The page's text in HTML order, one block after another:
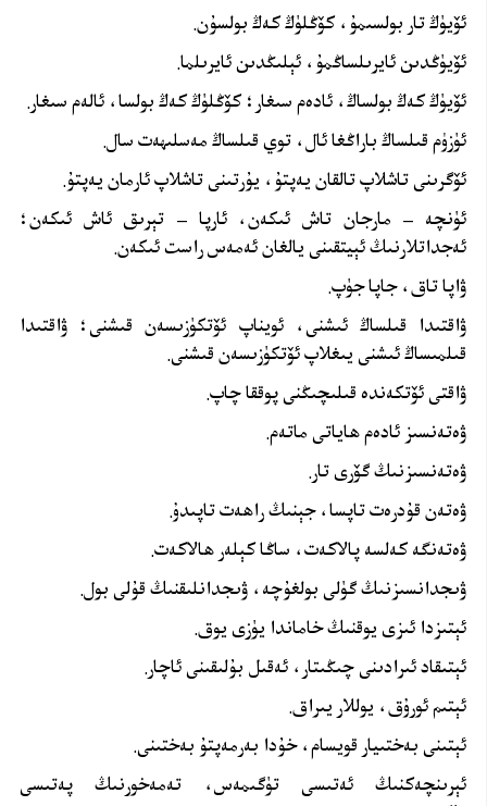
ئۆيۈڭ تار بولسىمۇ، كۆڭلۈڭ كەڭ بولسۇن.
ئۆيۈڭدىن ئايرىلساڭمۇ، ئېلىڭدىن ئايرىلما.
ئۆيۈڭ كەڭ بولساڭ، ئادەم سىغار؛ كۆڭلۈڭ كەڭ بولسا، ئالەم سىغار.
ئۈزۈم قىلساڭ باراڭغا ئال، توي قىلساڭ مەسلىھەت سال.
ئۆگرىنى تاشلاپ تالقان يەپتۇ، يۇرتىنى تاشلاپ ئارمان يەپتۇ.
ئۈنچە – مارجان تاش ئىكەن، ئارپا – تېرىق ئاش ئىكەن؛
ئەجداتلارنىڭ ئېيتقىنى يالغان ئەمەس راست ئىكەن.
ۋاپا تاق، جاپا جۈپ.
ۋاقتىدا قىلساڭ ئىشنى، ئويناپ ئۆتكۈزىسەن قىشنى؛ ۋاقتىدا
قىلمىساڭ ئىشنى يىغلاپ ئۆتكۈزىسەن قىشنى.
ۋاقتى ئۆتكەندە قىلىچىڭنى پوققا چاپ.
ۋەتەنسىز ئادەم ھاياتى ماتەم.
ۋەتەنسىزنىڭ گۆرى تار.
ۋەتەن قۇدرەت تاپسا، جېنىڭ راھەت تاپىدۇ.
ۋەتەنگە كەلسە پالاكەت، ساڭا كېلەر ھالاكەت.
ۋىجدانسىزنىڭ گۈلى بولغۇچە، ۋىجدانلىقنىڭ قۇلى بول.
ئېتىزدا ئىزى يوقنىڭ خاماندا يۈزى يوق.
ئېتىقاد ئىرادىنى چىڭىتار، ئەقىل بۇلىقىنى ئاچار.
ئېتىم ئورۇق، يوللار يىراق.
ئېتىنى بەختىيار قويسام، خۇدا بەرمەپتۇ بەختىنى.
ئېرىنچەكنىڭ ئەتىسى تۈگىمەس، تەمەخورنىڭ پەتىسى